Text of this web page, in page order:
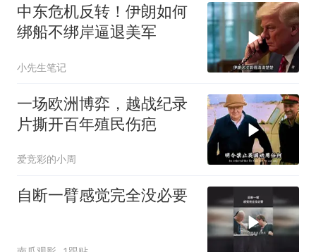
中东危机反转！伊朗如何
绑船不绑岸逼退美军
小先生笔记
一场欧洲博弈，越战纪录
片撕开百年殖民伤疤
爱竞彩的小周
自断一臂感觉完全没必要